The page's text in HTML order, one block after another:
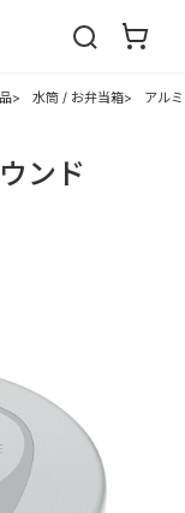
水筒 / お弁当箱 アル
ンド